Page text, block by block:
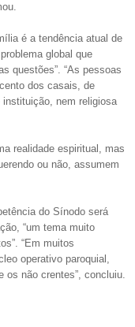
é a tendência atual de
global que
questões”. “As pessoas
dos casais, de
nem religiosa
realidade espiritual, mas
ou não, assumem
do Sínodo será
“um tema muito
“Em muitos
operativo paroquial,
os não crentes”, concluiu.